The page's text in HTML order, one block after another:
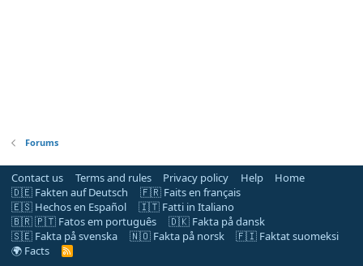
Forums
Contact us Terms and rules Privacy policy Help
Home
🇩🇪 Fakten auf Deutsch
🇫🇷 Faits en français
🇪🇸 Hechos en Español
🇮🇹 Fatti in Italiano
🇧🇷 🇵🇹 Fatos em português
🇩🇰 Fakta på dansk
🇸🇪 Fakta på svenska
🇳🇴 Fakta på norsk
🇫🇮 Faktat suomeksi
🌍 Facts
R